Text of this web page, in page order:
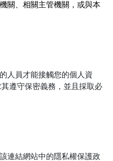
關、相關主管機關，或與本
人員才能接觸您的個人資
遵守保密義務，並且採取必
連結網站中的隱私權保護政